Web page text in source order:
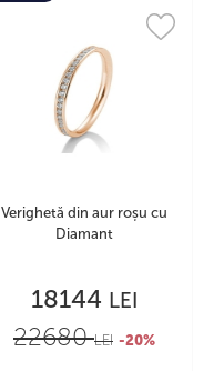
Verighetă din aur roșu cu
Diamant
18144 LEI
22680LEI -20%